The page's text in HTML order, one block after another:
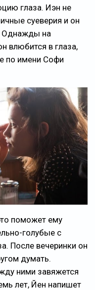
глаза. Иэн не
суеверия и он
Однажды на
влюбится в глаза,
по имени Софи
поможет ему
голубые с
После вечеринки он
думать.
ними завяжется
лет, Йен напишет